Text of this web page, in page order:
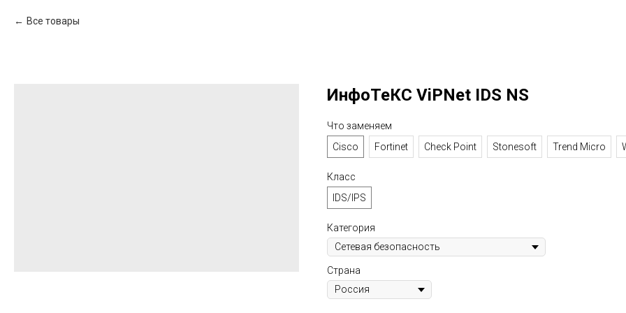
Все товары
ИнфоТеКС ViPNet IDS NS
Что заменяем
Cisco
Fortinet Check Point Stonesoft Trend Micro
Класс
IDS/IPS
Категория
Страна